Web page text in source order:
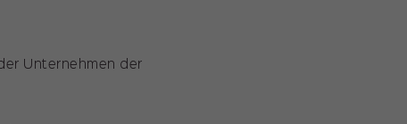
Unternehmen der